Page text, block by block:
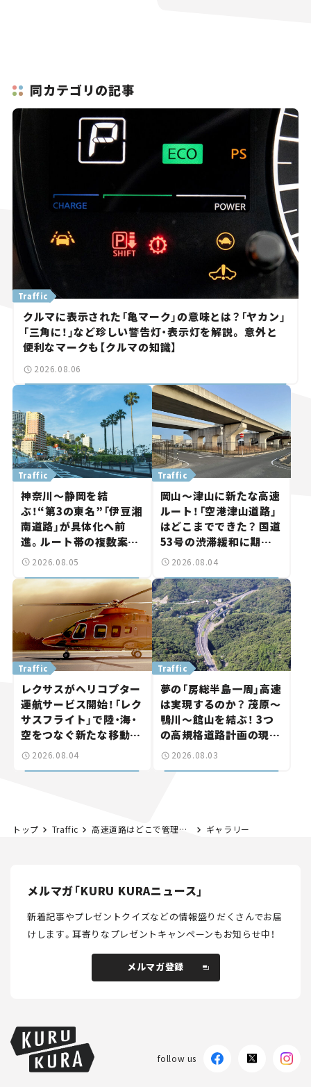
同カテゴリの記事
クルマに表示された「亀マーク」の意味とは？「ヤカン」
「三角に！」など珍しい警告灯・表示灯を解説。 意外と
便利なマークも【クルマの知識】
Traffic
2026.08.06
神奈川～静岡を結
ぶ！“第3の東名”「伊豆湘
南道路」が具体化へ前
進。ルート帯の複数案検
討へ。熱海まで信号ゼロ
道路計画】
Traffic
2026.08.05
岡山～津山に新たな高速
ルート！「空港津山道路」
はどこまでできた？ 国道
53号の渋滞緩和に期待。
岡山市側でも動きが【い
Traffic
2026.08.04
レクサスがヘリコプター
運航サービス開始！「レク
サスフライト」で陸・海・
空をつなぐ新たな移動体
験とは
Traffic
2026.08.04
夢の「房総半島一周」高速
は実現するのか？ 茂原～
鴨川～館山を結ぶ！ 3つ
の高規格道路計画の現
状。「館山鴨川道路」で検
討進む【いま気になる道
Traffic
2026.08.03
トップ Traffic 高速道路はどこで管理されているのか？ 交通管制のひみつ。【川辺謙一の「道路の科学」Vol.10】 ギャラリー
メルマガ「KURU KURAニュース」
新着記事やプレゼントクイズなどの情報盛りだくさんでお届
けします。耳寄りなプレゼントキャンペーンもお知らせ中！
メルマガ登録
follow us